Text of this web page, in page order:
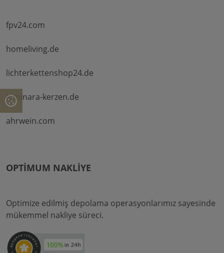
fpv24.com
homeliving.de
lichterkettenshop24.de
luminara-kerzen.de
ahrwein.com
OPTIMUM NAKLIYE
Optimize edilmiş depolama operasyonlarımız sayesinde
mükemmel nakliye süreci.